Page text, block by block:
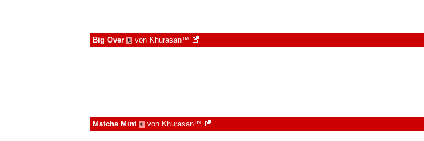
Big Over € von Khurasan™
Matcha Mint € von Khurasan™